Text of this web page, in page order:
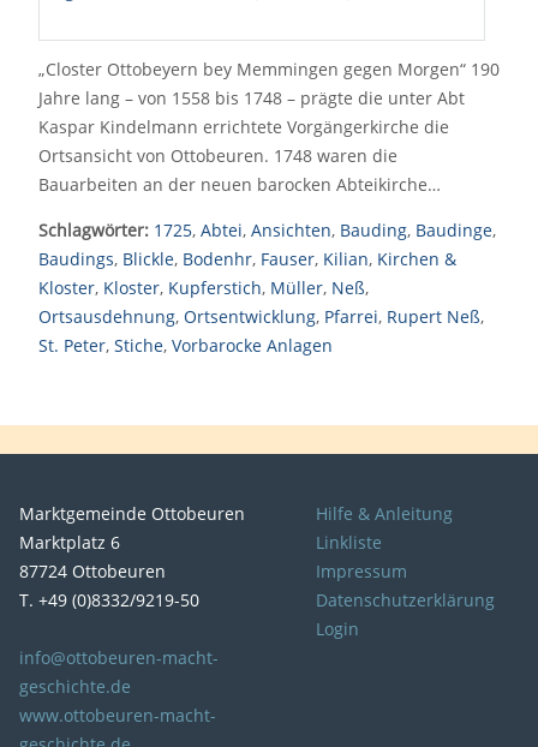
„Closter Ottobeyern bey Memmingen gegen Morgen“ 190
Jahre lang – von 1558 bis 1748 – prägte die unter Abt
Kaspar Kindelmann errichtete Vorgängerkirche die
Ortsansicht von Ottobeuren. 1748 waren die
Bauarbeiten an der neuen barocken Abteikirche…
Schlagwörter: 1725, Abtei, Ansichten, Bauding, Baudinge,
Baudings, Blickle, Bodenhr, Fauser, Kilian, Kirchen &
Kloster, Kloster, Kupferstich, Müller, Neß,
Ortsausdehnung, Ortsentwicklung, Pfarrei, Rupert Neß,
St. Peter, Stiche, Vorbarocke Anlagen
Marktgemeinde Ottobeuren
Marktplatz 6
87724 Ottobeuren
T. +49 (0)8332/9219-50
info@ottobeuren-macht-
geschichte.de
www.ottobeuren-macht-
Hilfe & Anleitung
Linkliste
Impressum
Datenschutzerklärung
Login